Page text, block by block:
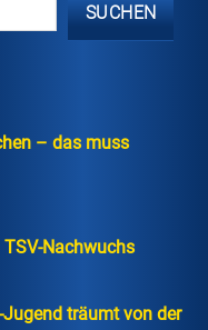
SUCHEN
– das muss
Nachwuchs
träumt von der